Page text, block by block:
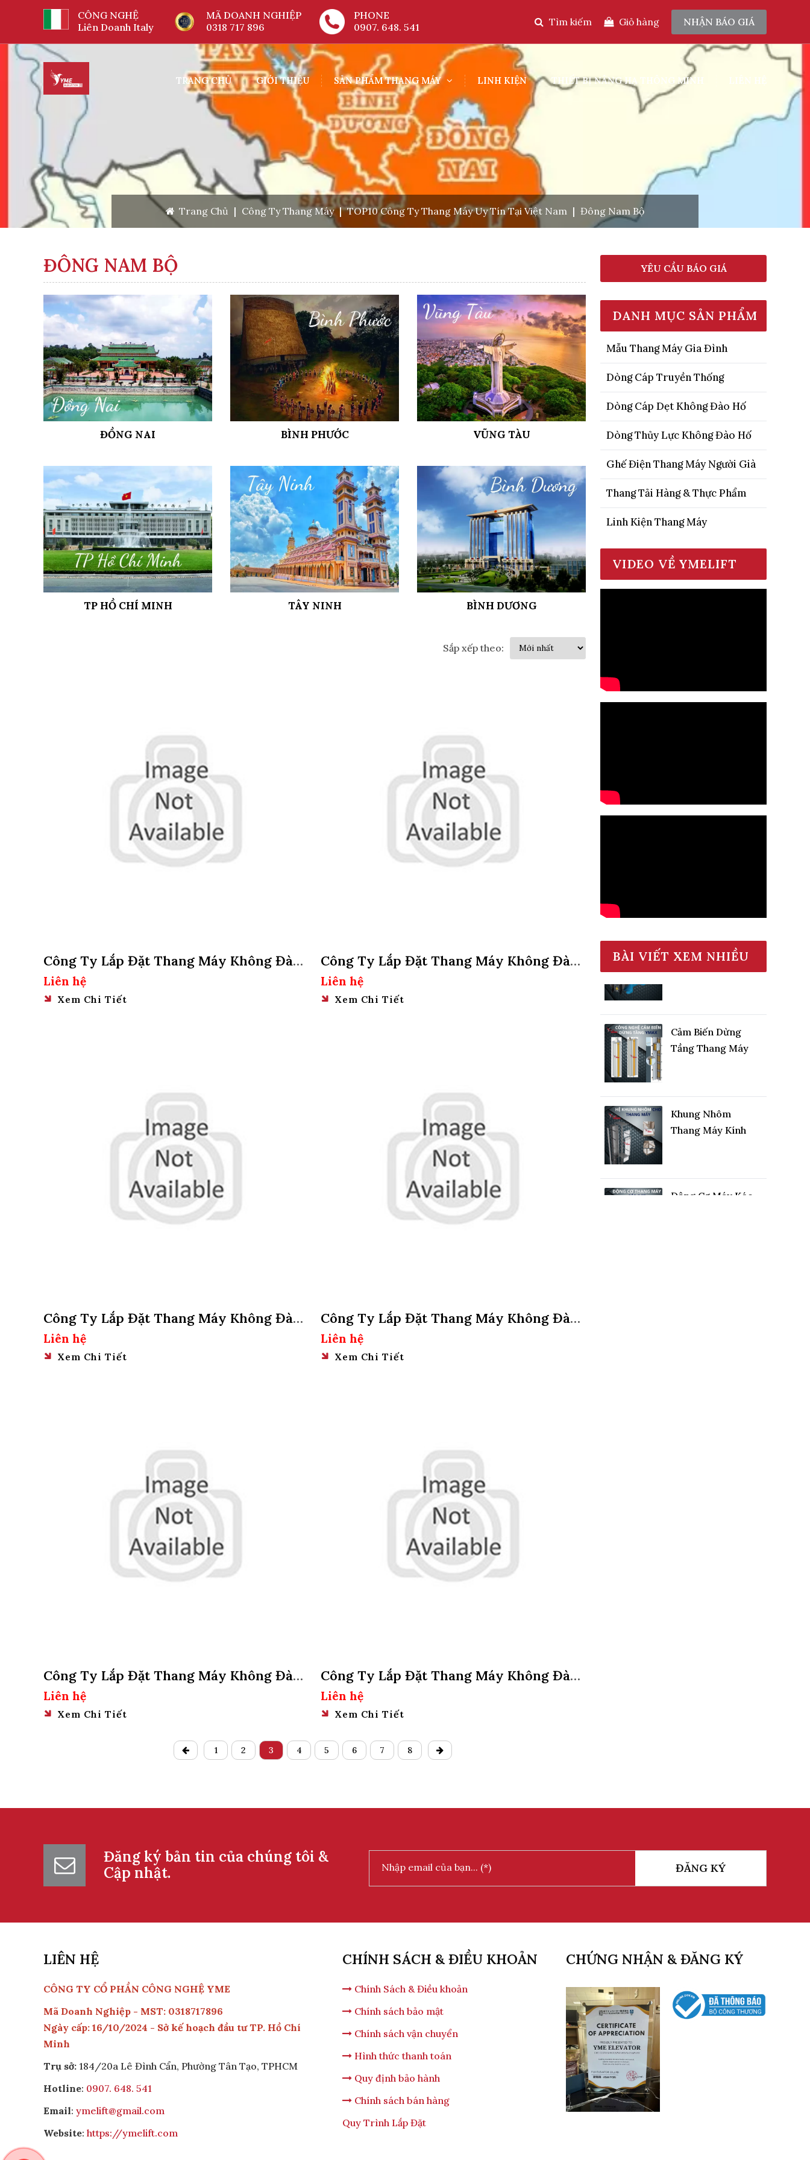
CÔNG NGHỆ
Liên Doanh Italy
MÃ DOANH NGHIỆP
0318 717 896
PHONE
0907. 648. 541
Tìm kiếm Giỏ hàng NHẬN BÁO GIÁ
TRANG CHỦ GIỚI THIỆU SẢN PHẨM THANG MÁY LINH KIỆN THIẾT BỊ NÂNG HẠ THÔNG MINH LIÊN HỆ
Trang Chủ | Công Ty Thang Máy | TOP10 Công Ty Thang Máy Uy Tín Tại Việt Nam | Đông Nam Bộ
ĐÔNG NAM BỘ
ĐỒNG NAI BÌNH PHƯỚC VŨNG TÀU
TP HỒ CHÍ MINH TÂY NINH BÌNH DƯƠNG
Sắp xếp theo:
Công Ty Lắp Đặt Thang Máy Không Đào
Hố Pit Tại Quận 11, Tphcm
Liên hệ
Xem Chi Tiết
Công Ty Lắp Đặt Thang Máy Không Đào
Hố Pit Tại Quận 10, Tphcm
Liên hệ
Xem Chi Tiết
Công Ty Lắp Đặt Thang Máy Không Đào
Hố Pit Tại Quận 8, Tphcm
Liên hệ
Xem Chi Tiết
Công Ty Lắp Đặt Thang Máy Không Đào
Hố Pit Tại Quận 7, Tphcm
Liên hệ
Xem Chi Tiết
Công Ty Lắp Đặt Thang Máy Không Đào
Hố Pit Tại Quận 6, Tphcm
Liên hệ
Xem Chi Tiết
Công Ty Lắp Đặt Thang Máy Không Đào
Hố Pit Tại Quận 5, Tphcm
Liên hệ
Xem Chi Tiết
1 2 3 4 5 6 7 8
YÊU CẦU BÁO GIÁ
DANH MỤC SẢN PHẨM
Mẫu Thang Máy Gia Đình
Dòng Cáp Truyền Thống
Dòng Cáp Dẹt Không Đào Hố
Dòng Thủy Lực Không Đào Hố
Ghế Điện Thang Máy Người Già
Thang Tải Hàng & Thực Phẩm
Linh Kiện Thang Máy
VIDEO VỀ YMELIFT
BÀI VIẾT XEM NHIỀU
Động Cơ Máy Kéo
Thang Máy Cáp Dẹt
Tầng Thang Máy
Thang Máy Kính
Đăng ký bản tin của chúng tôi &
Cập nhật.
ĐĂNG KÝ
LIÊN HỆ
CÔNG TY CỔ PHẦN CÔNG NGHỆ YME
Mã Doanh Nghiệp - MST: 0318717896
Ngày cấp: 16/10/2024 - Sở kế hoạch đầu tư TP. Hồ Chí
Minh
Trụ sở: 184/20a Lê Đình Cẩn, Phường Tân Tạo, TPHCM
Hotline: 0907. 648. 541
Email: ymelift@gmail.com
Website: https://ymelift.com
CHÍNH SÁCH & ĐIỀU KHOẢN
Chính Sách & Điều khoản
Chính sách bảo mật
Chính sách vận chuyển
Hình thức thanh toán
Quy định bảo hành
Chính sách bán hàng
Quy Trình Lắp Đặt
CHỨNG NHẬN & ĐĂNG KÝ